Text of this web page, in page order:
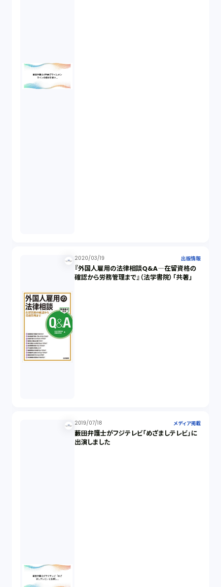
2020/03/19 出版情報
『外国人雇用の法律相談Q&A―在留資格の
確認から労務管理まで』（法学書院）「共著」
2019/07/18 メディア掲載
藪田弁護士がフジテレビ「めざましテレビ」に
出演しました